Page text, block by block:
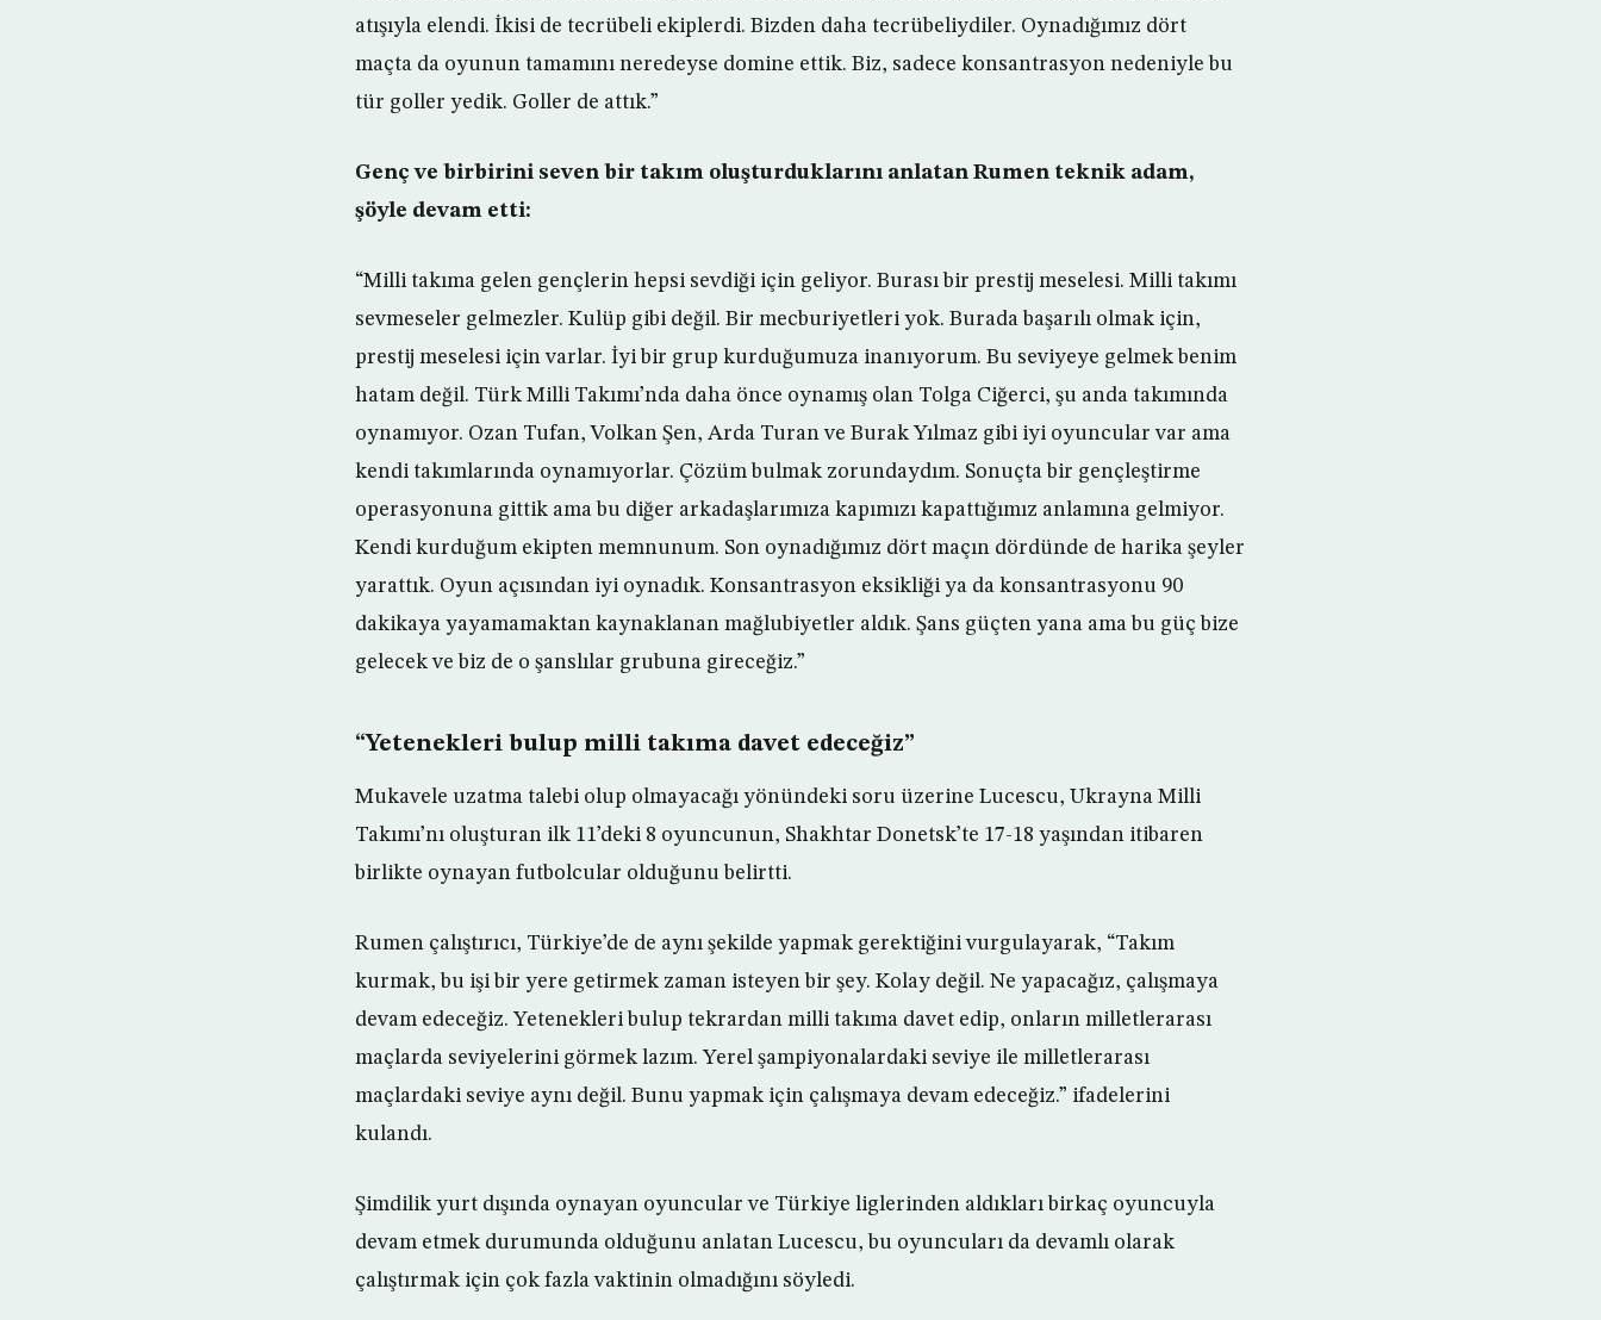
atışıyla elendi. İkisi de tecrübeli ekiplerdi. Bizden daha tecrübeliydiler. Oynadığımız dört
maçta da oyunun tamamını neredeyse domine ettik. Biz, sadece konsantrasyon nedeniyle bu
tür goller yedik. Goller de attık.”
Genç ve birbirini seven bir takım oluşturduklarını anlatan Rumen teknik adam,
şöyle devam etti:
“Milli takıma gelen gençlerin hepsi sevdiği için geliyor. Burası bir prestij meselesi. Milli takımı
sevmeseler gelmezler. Kulüp gibi değil. Bir mecburiyetleri yok. Burada başarılı olmak için,
prestij meselesi için varlar. İyi bir grup kurduğumuza inanıyorum. Bu seviyeye gelmek benim
hatam değil. Türk Milli Takımı’nda daha önce oynamış olan Tolga Ciğerci, şu anda takımında
oynamıyor. Ozan Tufan, Volkan Şen, Arda Turan ve Burak Yılmaz gibi iyi oyuncular var ama
kendi takımlarında oynamıyorlar. Çözüm bulmak zorundaydım. Sonuçta bir gençleştirme
operasyonuna gittik ama bu diğer arkadaşlarımıza kapımızı kapattığımız anlamına gelmiyor.
Kendi kurduğum ekipten memnunum. Son oynadığımız dört maçın dördünde de harika şeyler
yarattık. Oyun açısından iyi oynadık. Konsantrasyon eksikliği ya da konsantrasyonu 90
dakikaya yayamamaktan kaynaklanan mağlubiyetler aldık. Şans güçten yana ama bu güç bize
gelecek ve biz de o şanslılar grubuna gireceğiz.”
“Yetenekleri bulup milli takıma davet edeceğiz”
Mukavele uzatma talebi olup olmayacağı yönündeki soru üzerine Lucescu, Ukrayna Milli
Takımı’nı oluşturan ilk 11’deki 8 oyuncunun, Shakhtar Donetsk’te 17-18 yaşından itibaren
birlikte oynayan futbolcular olduğunu belirtti.
Rumen çalıştırıcı, Türkiye’de de aynı şekilde yapmak gerektiğini vurgulayarak, “Takım
kurmak, bu işi bir yere getirmek zaman isteyen bir şey. Kolay değil. Ne yapacağız, çalışmaya
devam edeceğiz. Yetenekleri bulup tekrardan milli takıma davet edip, onların milletlerarası
maçlarda seviyelerini görmek lazım. Yerel şampiyonalardaki seviye ile milletlerarası
maçlardaki seviye aynı değil. Bunu yapmak için çalışmaya devam edeceğiz.” ifadelerini
kulandı.
Şimdilik yurt dışında oynayan oyuncular ve Türkiye liglerinden aldıkları birkaç oyuncuyla
devam etmek durumunda olduğunu anlatan Lucescu, bu oyuncuları da devamlı olarak
çalıştırmak için çok fazla vaktinin olmadığını söyledi.